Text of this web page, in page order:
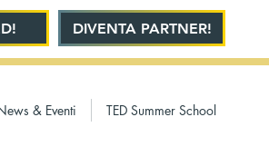
DIVENTA PARTNER!
& Eventi TED Summer School